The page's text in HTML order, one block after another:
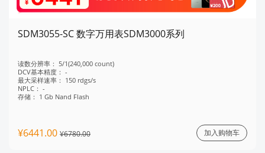
SDM3055-SC 数字万用表SDM3000系列
读数分辨率： 5/1(240,000 count)
DCV基本精度： -
最大采样速率： 150 rdgs/s
NPLC： -
存储： 1 Gb Nand Flash
¥6441.00 ¥6780.00 加入购物车